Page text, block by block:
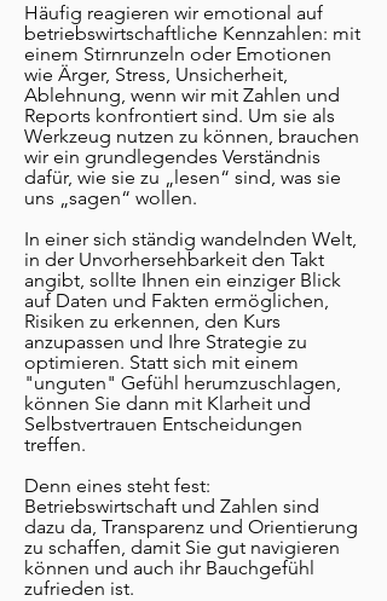
Häufig reagieren wir emotional auf
betriebswirtschaftliche Kennzahlen: mit
einem Stirnrunzeln oder Emotionen
wie Ärger, Stress, Unsicherheit,
Ablehnung, wenn wir mit Zahlen und
Reports konfrontiert sind. Um sie als
Werkzeug nutzen zu können, brauchen
wir ein grundlegendes Verständnis
dafür, wie sie zu „lesen“ sind, was sie
uns „sagen“ wollen.
In einer sich ständig wandelnden Welt,
in der Unvorhersehbarkeit den Takt
angibt, sollte Ihnen ein einziger Blick
auf Daten und Fakten ermöglichen,
Risiken zu erkennen, den Kurs
anzupassen und Ihre Strategie zu
optimieren. Statt sich mit einem
"unguten" Gefühl herumzuschlagen,
können Sie dann mit Klarheit und
Selbstvertrauen Entscheidungen
treffen.
Denn eines steht fest:
Betriebswirtschaft und Zahlen sind
dazu da, Transparenz und Orientierung
zu schaffen, damit Sie gut navigieren
können und auch ihr Bauchgefühl
zufrieden ist.